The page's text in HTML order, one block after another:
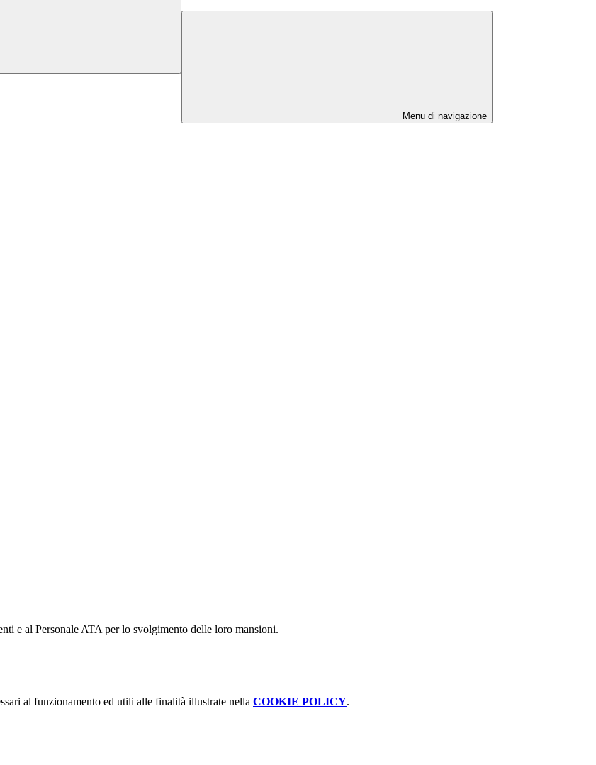
Menu di navigazione
e al Personale ATA per lo svolgimento delle loro mansioni.
al funzionamento ed utili alle finalità illustrate nella COOKIE POLICY.